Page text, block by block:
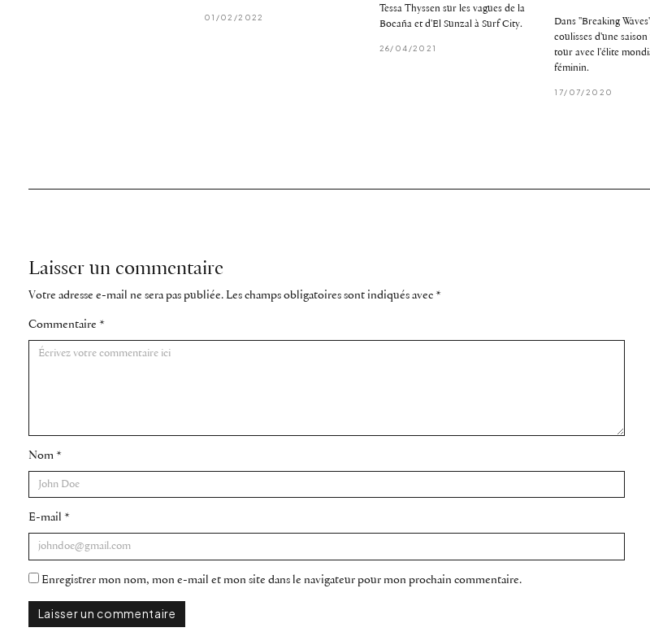
01/02/2022
Tessa Thyssen sur les vagues de la
Bocaña et d'El Sunzal à Surf City.
26/04/2021
Dans ''Breaking
coulisses d'une
tour avec l'élite
féminin.
17/07/2020
Laisser un commentaire
Votre adresse e-mail ne sera pas publiée. Les champs obligatoires sont indiqués avec *
Commentaire *
Nom *
E-mail *
Enregistrer mon nom, mon e-mail et mon site dans le navigateur pour mon prochain commentaire.